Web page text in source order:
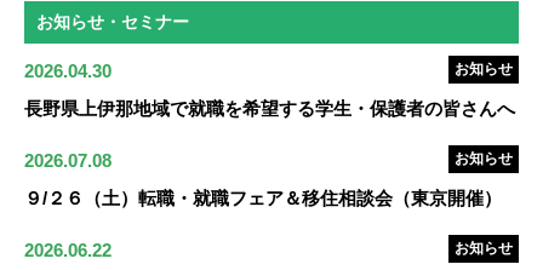
お知らせ・セミナー
2026.04.30 お知らせ
長野県上伊那地域で就職を希望する学生・保護者の皆さんへ
2026.07.08 お知らせ
９/２６（土）転職・就職フェア＆移住相談会（東京開催）
2026.06.22 お知らせ